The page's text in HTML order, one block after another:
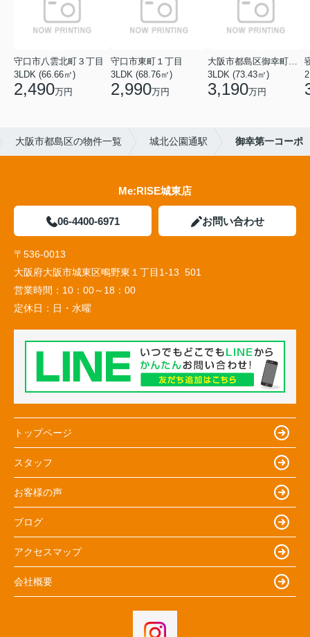
守口市八雲北町３丁目
3LDK (66.66㎡)
2,490万円
守口市東町１丁目
3LDK (68.76㎡)
2,990万円
3LDK (73.43㎡)
3,190万円
大阪市都島区の物件一覧 城北公園通駅 御幸第一コーポ
Me:RISE城東店
06-4400-6971 お問い合わせ
〒536-0013
大阪府大阪市城東区鴫野東１丁目1-13 501
営業時間： 10：00～18：00
定休日： 日・水曜
トップページ
スタッフ
お客様の声
ブログ
アクセスマップ
会社概要